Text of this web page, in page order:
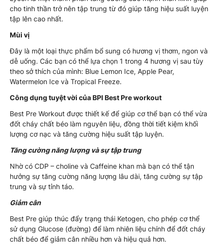
cho tinh thần trở nên tập trung từ đó giúp tăng hiệu suất luyện
tập lên cao nhất.
Mùi vị
Đây là một loại thực phẩm bổ sung có hương vị thơm, ngon và
dễ uống. Các bạn có thể lựa chọn 1 trong 4 hương vị sau tùy
theo sở thích của mình: Blue Lemon Ice, Apple Pear,
Watermelon Ice và Tropical Freeze.
Công dụng tuyệt vời của BPI Best Pre workout
Best Pre Workout được thiết kế để giúp cơ thể bạn có thể vừa
đốt cháy chất béo làm nguyên liệu, đồng thời tiết kiệm khối
lượng cơ nạc và tăng cường hiệu suất tập luyện.
Tăng cường năng lượng và sự tập trung
Nhờ có CDP – choline và Caffeine khan mà bạn có thể tận
hưởng sự tăng cường năng lượng lâu dài, tăng cường sự tập
trung và sự tỉnh táo.
Giảm cân
Best Pre giúp thúc đẩy trạng thái Ketogen, cho phép cơ thể
sử dụng Glucose (đường) để làm nhiên liệu chính để đốt cháy
chất béo để giảm cân nhiều hơn và hiệu quả hơn.